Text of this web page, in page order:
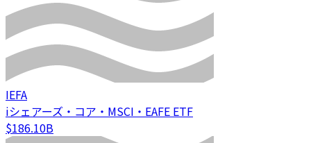
IEFA
iシェアーズ・コア・MSCI・EAFE ETF
$186.10B